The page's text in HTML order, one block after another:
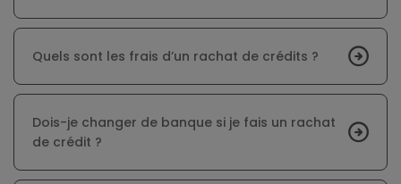
Quels sont les frais d’un rachat de crédits ?
Dois-je changer de banque si je fais un rachat
de crédit ?